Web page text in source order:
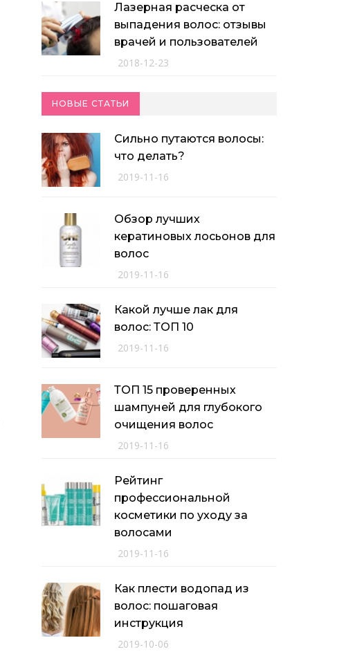
Лазерная расческа от
выпадения волос: отзывы
врачей и пользователей
2018-12-23
НОВЫЕ СТАТЬИ
Сильно путаются волосы:
что делать?
2019-11-16
Обзор лучших
кератиновых лосьонов для
волос
2019-11-16
Какой лучше лак для
волос: ТОП 10
2019-11-16
ТОП 15 проверенных
шампуней для глубокого
очищения волос
2019-11-16
Рейтинг
профессиональной
косметики по уходу за
волосами
2019-11-16
Как плести водопад из
волос: пошаговая
инструкция
2019-10-06